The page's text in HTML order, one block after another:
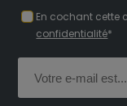
En cochant cette
confidentialité*